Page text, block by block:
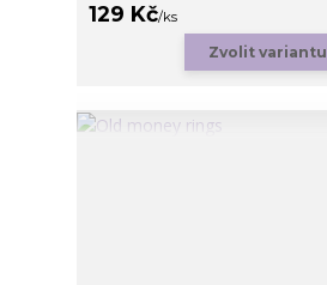
129 Kč/ks
Zvolit variantu